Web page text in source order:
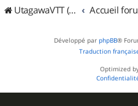
UtagawaVTT (Randos VTT et VTTAE avec traces GPS) Accueil
Développé par phpBB®
Traduction
Optimized